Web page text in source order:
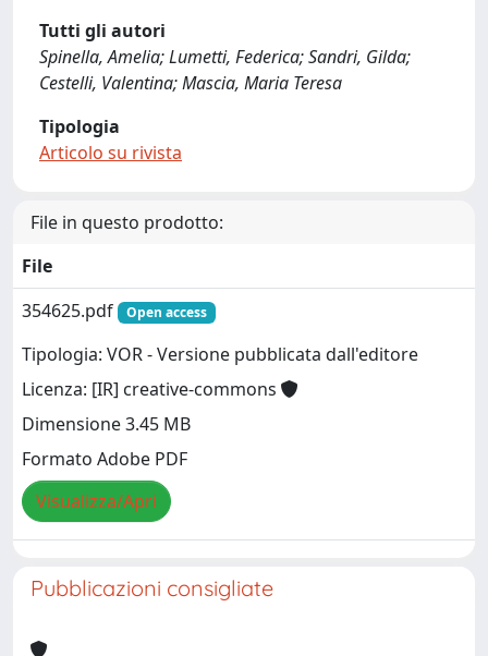
Tutti gli autori
Spinella, Amelia; Lumetti, Federica; Sandri, Gilda;
Cestelli, Valentina; Mascia, Maria Teresa
Tipologia
Articolo su rivista
File in questo prodotto:
File
354625.pdf
Open access
Tipologia: VOR - Versione pubblicata dall'editore
Licenza: [IR] creative-commons
Dimensione 3.45 MB
Formato Adobe PDF
Visualizza/Apri
Pubblicazioni consigliate